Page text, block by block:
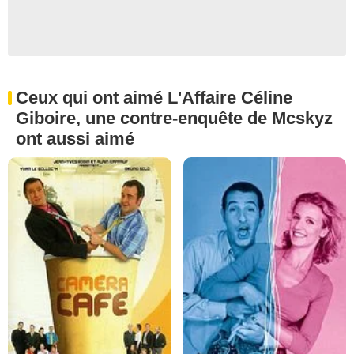
Ceux qui ont aimé L'Affaire Céline
Giboire, une contre-enquête de Mcskyz
ont aussi aimé